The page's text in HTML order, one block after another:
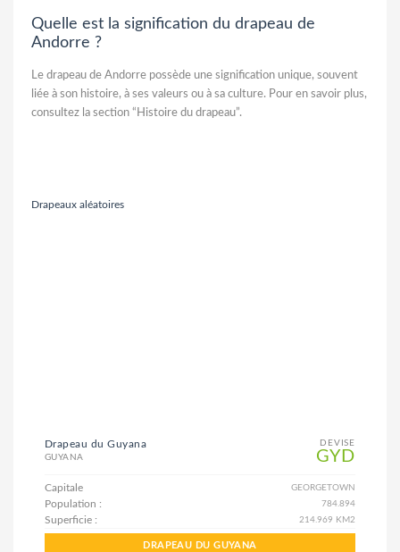
Quelle est la signification du drapeau de
Andorre ?
Le drapeau de Andorre possède une signification unique, souvent
liée à son histoire, à ses valeurs ou à sa culture. Pour en savoir plus,
consultez la section “Histoire du drapeau”.
Drapeaux aléatoires
DEVISE
GYD
Drapeau du Guyana
GUYANA
Capitale GEORGETOWN
Population : 784.894
Superficie : 214.969 KM2
DRAPEAU DU GUYANA